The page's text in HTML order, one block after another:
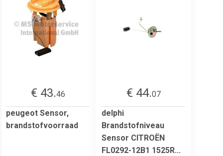
€ 43.46
peugeot Sensor,
brandstofvoorraad
€ 44.07
delphi
Brandstofniveau
Sensor CITROËN
FL0292-12B1 1525R...